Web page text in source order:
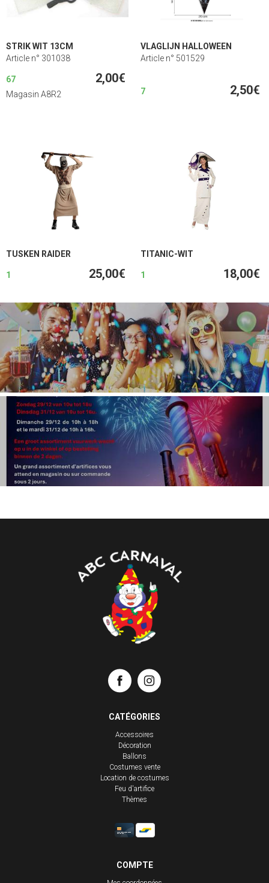
STRIK WIT 13CM
Article n° 301038
67 2,00€
Magasin A8R2
VLAGLIJN HALLOWEEN
Article n° 501529
7 2,50€
TUSKEN RAIDER
1 25,00€
TITANIC-WIT
1 18,00€
CATÉGORIES
Accessoires
Décoration
Ballons
Costumes vente
Location de costumes
Feu d'artifice
Thèmes
COMPTE